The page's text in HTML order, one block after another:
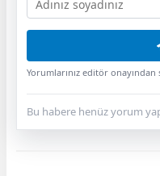
Yorumlarınız editör onayından
Bu habere henüz yorum